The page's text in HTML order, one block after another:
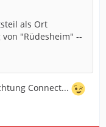
als Ort
"Rüdesheim" --
Connect...